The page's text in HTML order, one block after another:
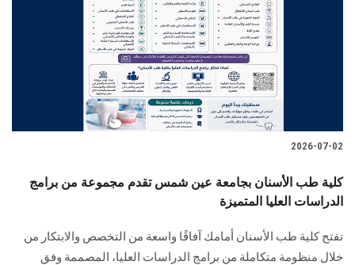
2026-07-02
كلية طب الأسنان بجامعة عين شمس تقدم مجموعة من برامج
الدراسات العليا المتميزة
تفتح كلية طب الأسنان أمامك آفاقًا واسعة من التخصص والابتكار من
خلال منظومة متكاملة من برامج الدراسات العليا، المصممة وفق